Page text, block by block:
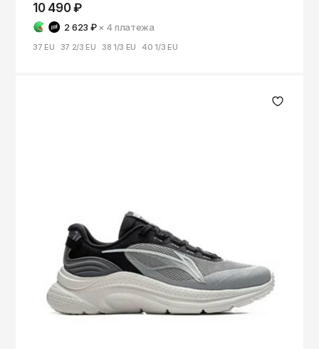
10 490 ₽
2 623 ₽ × 4платежа
37 EU 37 2/3 EU 38 1/3 EU 40 1/3 EU